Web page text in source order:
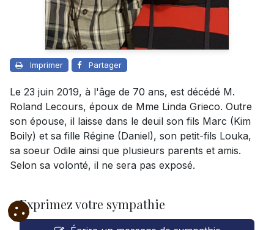
Imprimer Partager
Le 23 juin 2019, à l'âge de 70 ans, est décédé M.
Roland Lecours, époux de Mme Linda Grieco. Outre
son épouse, il laisse dans le deuil son fils Marc (Kim
Boily) et sa fille Régine (Daniel), son petit-fils Louka,
sa soeur Odile ainsi que plusieurs parents et amis.
Selon sa volonté, il ne sera pas exposé.
Exprimez votre sympathie